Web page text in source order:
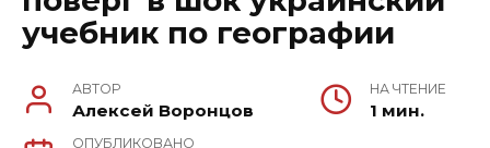
учебник по географии
АВТОР
Алексей Воронцов
НА ЧТЕНИЕ
1 мин.
ОПУБЛИКОВАНО